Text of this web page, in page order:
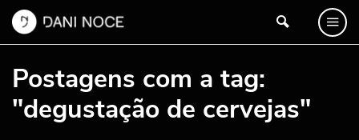
Postagens com a tag:
"degustação de cervejas"